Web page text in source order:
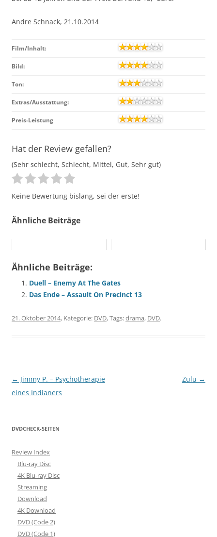
Andre Schnack, 21.10.2014
Film/Inhalt:
Bild:
Ton:
Extras/Ausstattung:
Preis-Leistung
Hat der Review gefallen?
(Sehr schlecht, Schlecht, Mittel, Gut, Sehr gut)
Keine Bewertung bislang, sei der erste!
Ähnliche Beiträge
Ähnliche Beiträge:
Duell – Enemy At The Gates
Das Ende – Assault On Precinct 13
21. Oktober 2014, Kategorie: DVD, Tags:drama, DVD.
Beitragsnavigation
← Jimmy P. – Psychotherapie
eines Indianers
Zulu →
DVDCHECK-SEITEN
Review Index
Blu-ray Disc
4K Blu-ray Disc
Streaming
Download
4K Download
DVD (Code 2)
DVD (Code 1)